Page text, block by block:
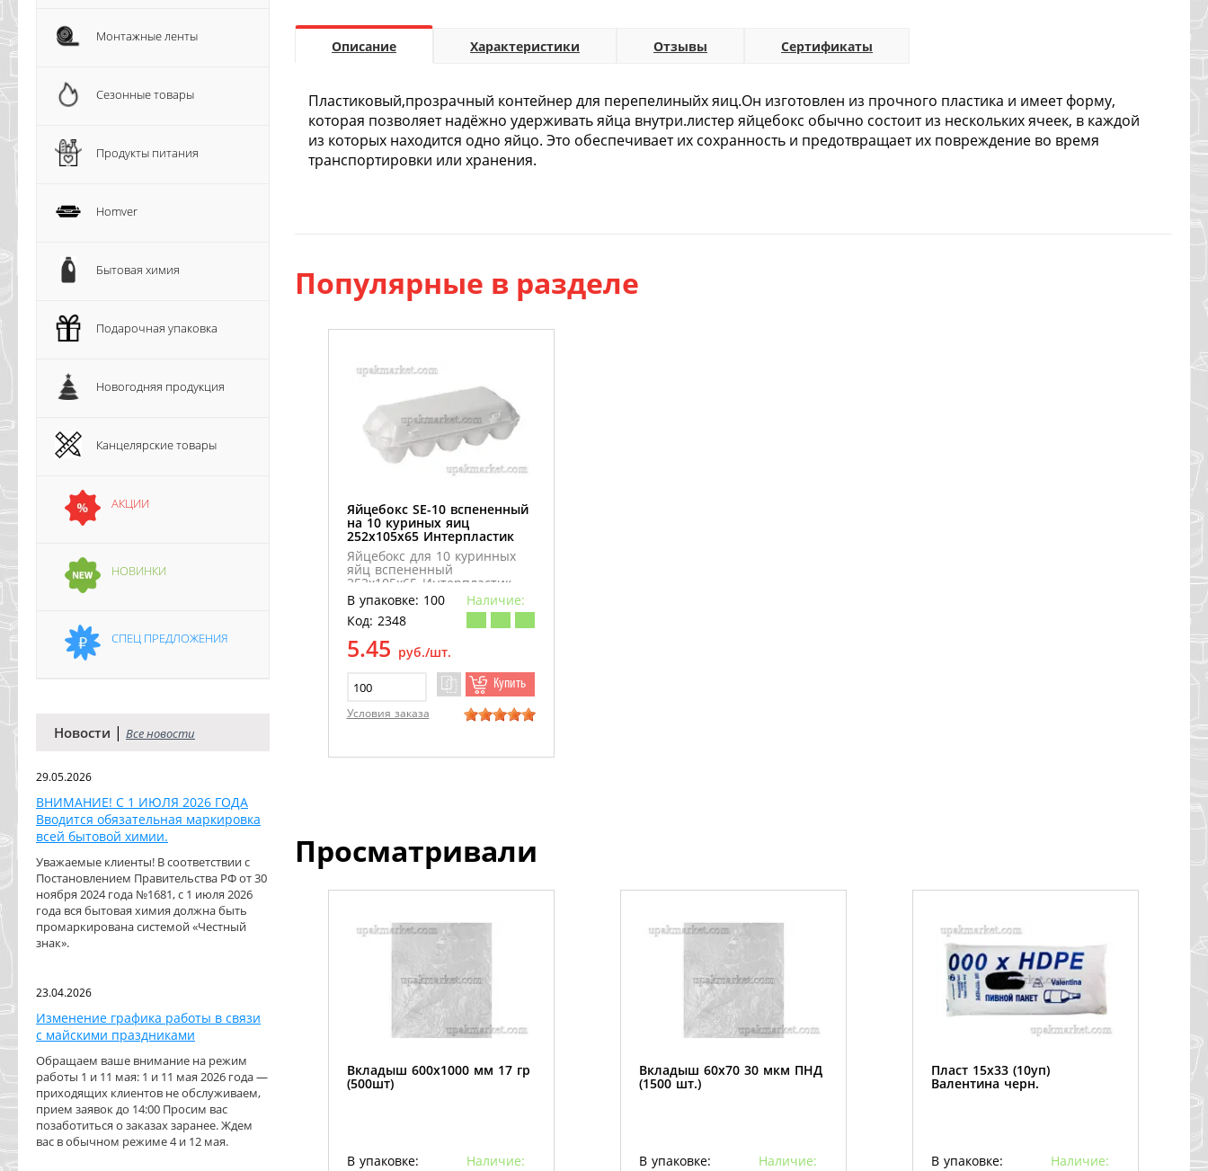
Монтажные ленты
Сезонные товары
Продукты питания
Homver
Бытовая химия
Подарочная упаковка
Новогодняя продукция
Канцелярские товары
АКЦИИ
НОВИНКИ
СПЕЦ ПРЕДЛОЖЕНИЯ
Новости | Все новости
29.05.2026
ВНИМАНИЕ! С 1 ИЮЛЯ 2026 ГОДА
Вводится обязательная маркировка
всей бытовой химии.
Уважаемые клиенты! В соответствии с
Постановлением Правительства РФ от 30
ноября 2024 года №1681, с 1 июля 2026
года вся бытовая химия должна быть
промаркирована системой «Честный
знак».
23.04.2026
Изменение графика работы в связи
с майскими праздниками
Обращаем ваше внимание на режим
работы 1 и 11 мая: 1 и 11 мая 2026 года —
приходящих клиентов не обслуживаем,
прием заявок до 14:00 Просим вас
позаботиться о заказах заранее. Ждем
вас в обычном режиме 4 и 12 мая.
Описание Характеристики Отзывы Сертификаты
Пластиковый,прозрачный контейнер для перепелиныйх яиц.Он изготовлен из прочного пластика и имеет форму,
которая позволяет надёжно удерживать яйца внутри.листер яйцебокс обычно состоит из нескольких ячеек, в каждой
из которых находится одно яйцо. Это обеспечивает их сохранность и предотвращает их повреждение во время
транспортировки или хранения.
Популярные в разделе
Яйцебокс SE-10 вспененный
на 10 куриных яиц
252х105х65 Интерпластик
Яйцебокс для 10 куринных
яйц вспененный
252х105х65_Интерпластик
В упаковке: 100
Наличие:
Код: 2348
5.45 руб./шт.
Купить
Условия заказа
Просматривали
Вкладыш 600х1000 мм 17 гр
(500шт)
В упаковке:
Наличие:
Вкладыш 60х70 30 мкм ПНД
(1500 шт.)
В упаковке:
Наличие:
Пласт 15х33 (10уп)
Валентина черн.
В упаковке:
Наличие: